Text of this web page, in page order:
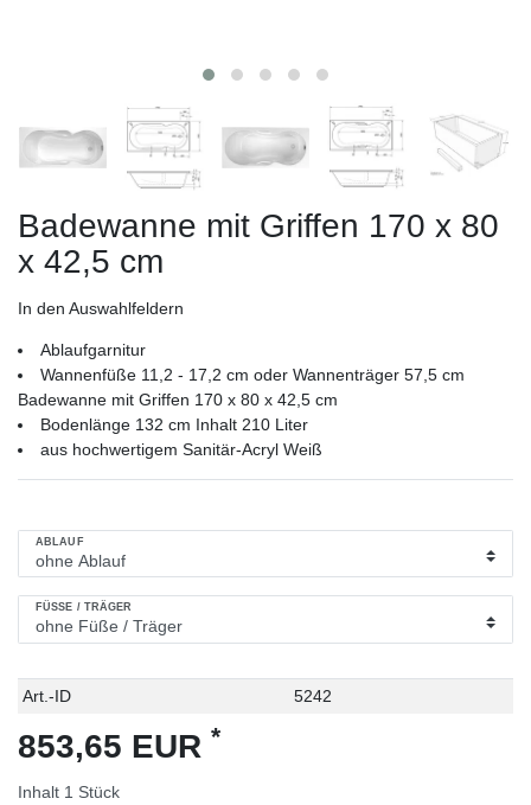
Badewanne mit Griffen 170 x 80
x 42,5 cm
In den Auswahlfeldern
Ablaufgarnitur
Wannenfüße 11,2 - 17,2 cm oder Wannenträger 57,5 cm
Badewanne mit Griffen 170 x 80 x 42,5 cm
Bodenlänge 132 cm Inhalt 210 Liter
aus hochwertigem Sanitär-Acryl Weiß
ABLAUF
FÜSSE / TRÄGER
Technisches
Wert
Art.-ID 5242
853,65 EUR *
Inhalt 1 Stück